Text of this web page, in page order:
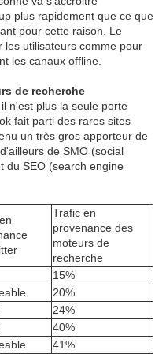
plus rapidement que ce que
pour cette raison. Le
les utilisateurs comme pour
les canaux offline.
de recherche
n'est plus la seule porte
fait parti des rares sites
un très gros apporteur de
de SMO (social
du SEO (search engine
Trafic en
provenance des
moteurs de
recherche
15%
20%
24%
40%
41%